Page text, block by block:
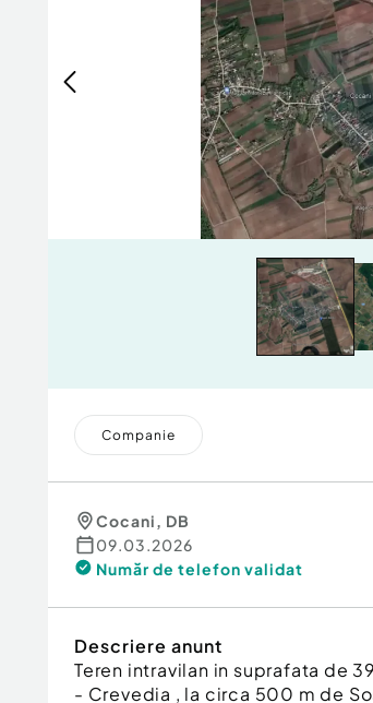
Companie
Cocani, DB
09.03.2026
Număr de telefon validat
Descriere anunt
Teren intravilan in suprafata de
- Crevedia , la circa 500 m de